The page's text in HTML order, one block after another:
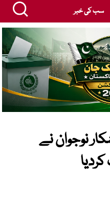
سب کی خبر
نوجوان نے